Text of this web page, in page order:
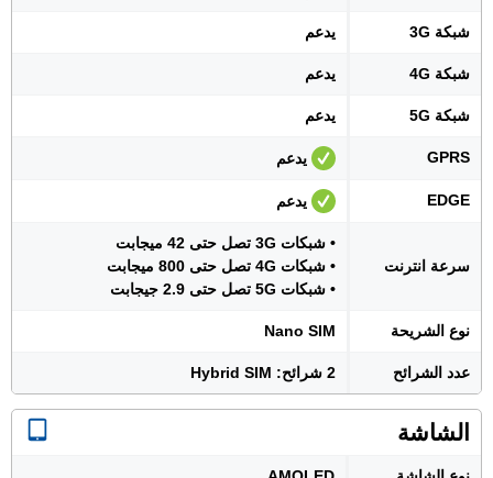
شبكة 3G يدعم
شبكة 4G يدعم
شبكة 5G يدعم
GPRS يدعم
EDGE يدعم
سرعة انترنت
• شبكات 3G تصل حتى 42 ميجابت
• شبكات 4G تصل حتى 800 ميجابت
• شبكات 5G تصل حتى 2.9 جيجابت
نوع الشريحة Nano SIM
عدد الشرائح 2 شرائح: Hybrid SIM
الشاشة